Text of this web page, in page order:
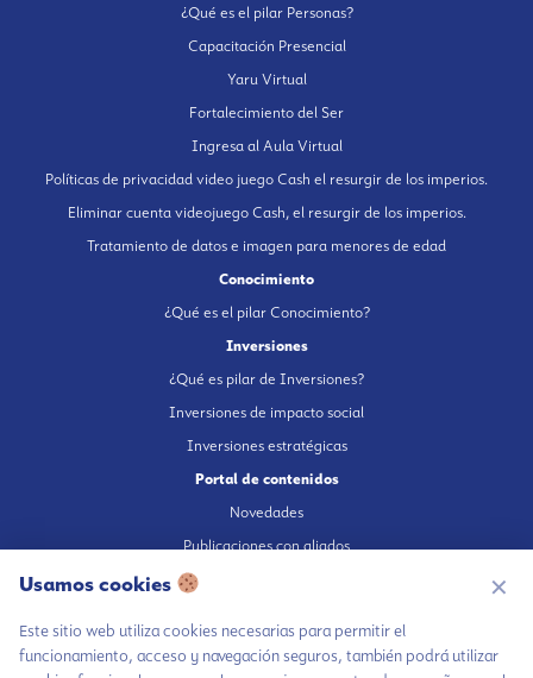
¿Qué es el pilar Personas?
Capacitación Presencial
Yaru Virtual
Fortalecimiento del Ser
Ingresa al Aula Virtual
Políticas de privacidad video juego Cash el resurgir de los imperios.
Eliminar cuenta videojuego Cash, el resurgir de los imperios.
Tratamiento de datos e imagen para menores de edad
Conocimiento
¿Qué es el pilar Conocimiento?
Inversiones
¿Qué es pilar de Inversiones?
Inversiones de impacto social
Inversiones estratégicas
Portal de contenidos
Novedades
Publicaciones con aliados
Fundación en medios
Escúchanos en Spotify
Usamos cookies ✕
Este sitio web utiliza cookies necesarias para permitir el
funcionamiento, acceso y navegación seguros, también podrá utilizar